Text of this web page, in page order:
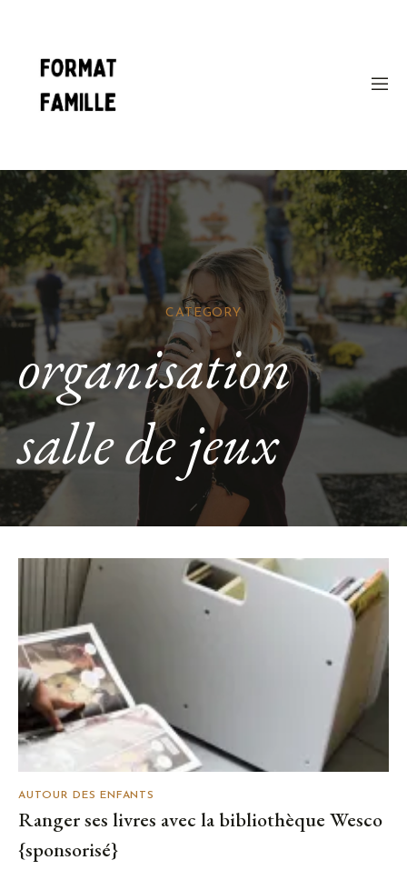
CATEGORY
organisation
salle de jeux
AUTOUR DES ENFANTS
Ranger ses livres avec la bibliothèque Wesco
{sponsorisé}